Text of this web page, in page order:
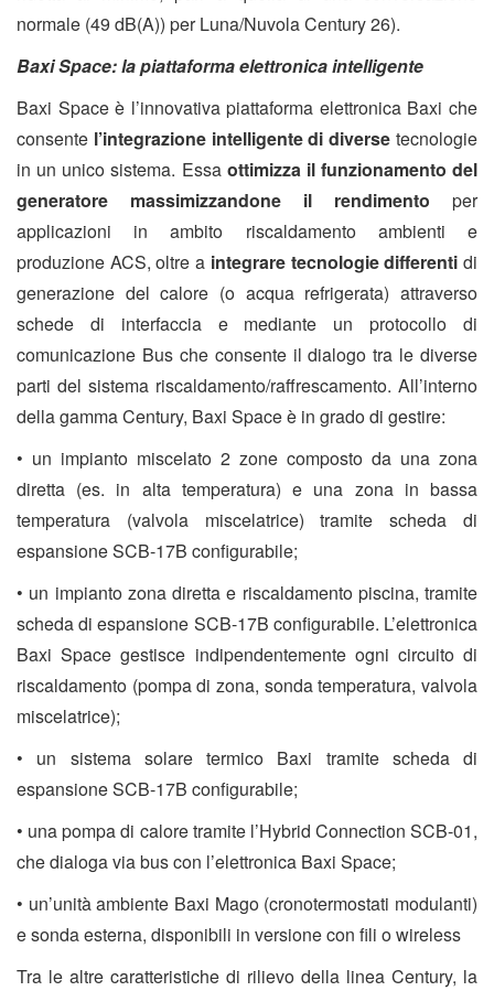
normale (49 dB(A)) per Luna/Nuvola Century 26).
Baxi Space: la piattaforma elettronica intelligente
Baxi Space è l’innovativa piattaforma elettronica Baxi che
consente l’integrazione intelligente di diverse tecnologie
in un unico sistema. Essa ottimizza il funzionamento del
generatore massimizzandone il rendimento
per
applicazioni in ambito riscaldamento ambienti e
produzione ACS, oltre a integrare tecnologie differenti di
generazione del calore (o acqua refrigerata) attraverso
schede di interfaccia e mediante un protocollo di
comunicazione Bus che consente il dialogo tra le diverse
parti del sistema riscaldamento/raffrescamento. All’interno
della gamma Century, Baxi Space è in grado di gestire:
• un impianto miscelato 2 zone composto da una zona
diretta (es. in alta temperatura) e una zona in bassa
temperatura (valvola miscelatrice) tramite scheda di
espansione SCB-17B configurabile;
• un impianto zona diretta e riscaldamento piscina, tramite
scheda di espansione SCB-17B configurabile. L’elettronica
Baxi Space gestisce indipendentemente ogni circuito di
riscaldamento (pompa di zona, sonda temperatura, valvola
miscelatrice);
• un sistema solare termico Baxi tramite scheda di
espansione SCB-17B configurabile;
• una pompa di calore tramite l’Hybrid Connection SCB-01,
che dialoga via bus con l’elettronica Baxi Space;
• un’unità ambiente Baxi Mago (cronotermostati modulanti)
e sonda esterna, disponibili in versione con fili o wireless
Tra le altre caratteristiche di rilievo della linea Century, la